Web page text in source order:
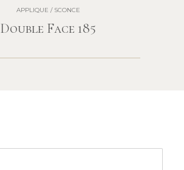
APPLIQUE / SCONCE
Double Face 185